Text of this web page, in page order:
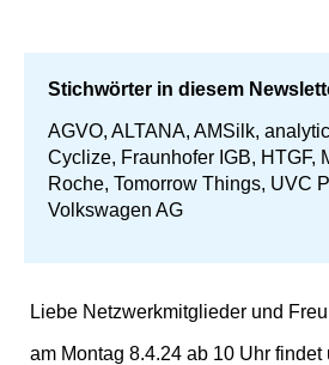
Stichwörter in diesem
AGVO, ALTANA, AMSilk,
Cyclize, Fraunhofer IGB, HTGF,
Roche, Tomorrow Things, UVC
Volkswagen AG
Liebe Netzwerkmitglieder und
am Montag 8.4.24 ab 10 Uhr findet